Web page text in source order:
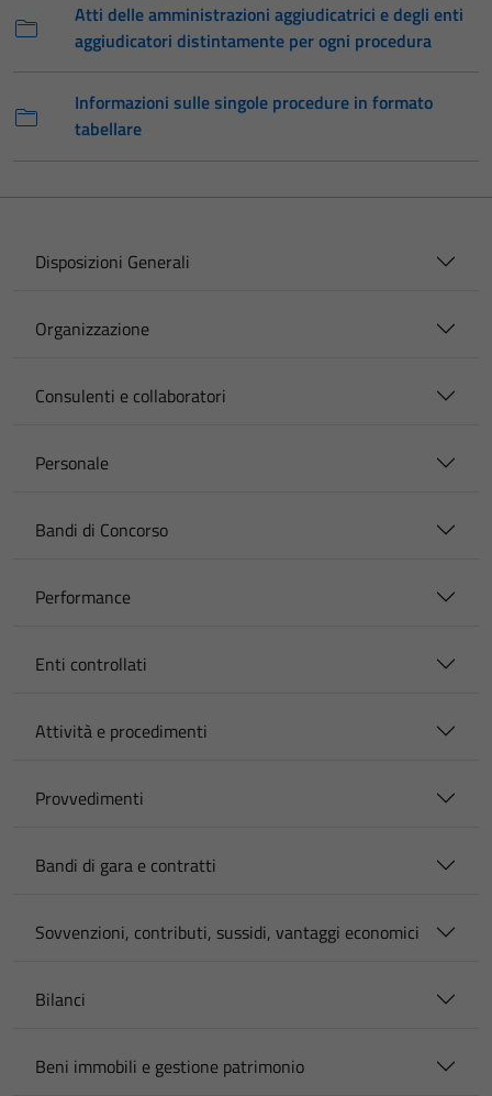
Atti delle amministrazioni aggiudicatrici e degli enti
aggiudicatori distintamente per ogni procedura
Informazioni sulle singole procedure in formato
tabellare
Disposizioni Generali
Organizzazione
Consulenti e collaboratori
Personale
Bandi di Concorso
Performance
Enti controllati
Attività e procedimenti
Provvedimenti
Bandi di gara e contratti
Sovvenzioni, contributi, sussidi, vantaggi economici
Bilanci
Beni immobili e gestione patrimonio